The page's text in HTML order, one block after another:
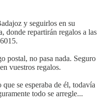
y seguirlos en su
donde repartirán regalos a las
postal, no pasa nada. Seguro
vuestros regalos.
se esperaba de él, todavía
todo se arregle...